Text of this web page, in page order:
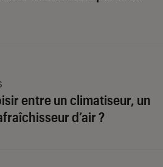
entre un climatiseur, un
d’air ?